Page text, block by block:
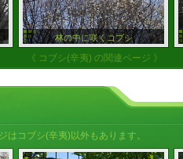
林の中に咲くコブシ
《 コブシ(辛夷) の関連ページ 》
はコブシ(辛夷)以外もあります。